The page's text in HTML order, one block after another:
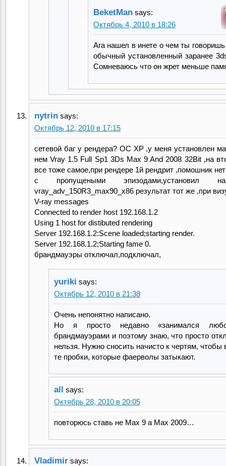
BeketMan says:
Октябрь 4, 2010 в 18:26
Ага нашел в инете о чем ты
обычный установленный заранее
Сомневаюсь что он жрет меньше
nytrin says:
Октябрь 12, 2010 в 17:15
сетевой баг у рендера? ОС XP ,у меня установлен
нем Vray 1.5 Full Sp1 3Ds Max 9 And 2008 32Bit ,на
все тоже самое,при рендере 1й рендрит ,помошник нет
с пропущеными эпизодами,установил
vray_adv_150R3_max90_x86 результат тот же ,при
V-ray messages
Connected to render host 192.168.1.2
Using 1 host for distibuted rendering
Server 192.168.1.2:Scene loaded;starting render.
Server 192.168.1.2;Starting fame 0.
брандмауэры отключал,подключал,
yuriki says:
Октябрь 12, 2010 в 21:38
Очень непонятно написано.
Но я просто недавно «занимался
брандмауэрами и поэтому знаю, что просто
нельзя. Нужно сносить начисто к чертям, чтобы
те пробки, которые фаерволы затыкают.
all says:
Октябрь 28, 2010 в 20:05
повторюсь ставь не Max 9 а Max 2009…
Vladimir says: